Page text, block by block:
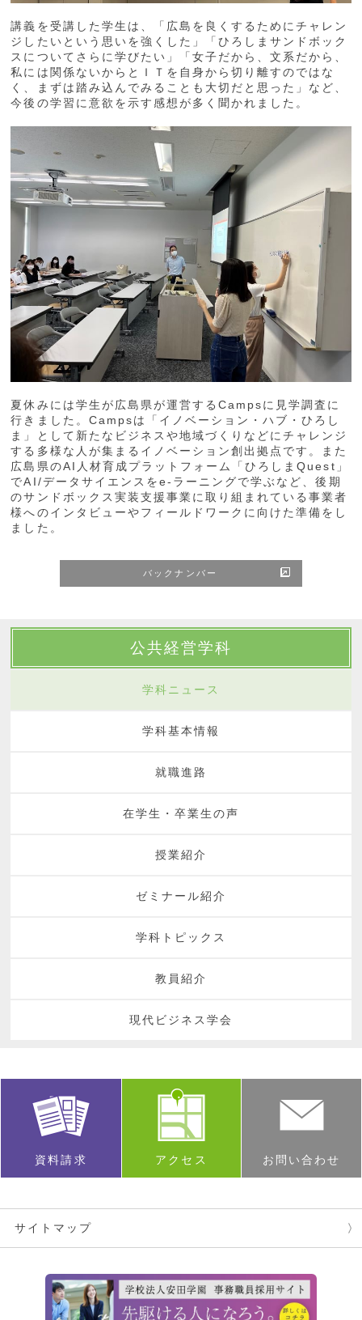
講義を受講した学生は、「広島を良くするためにチャレン
ジしたいという思いを強くした」「ひろしまサンドボック
スについてさらに学びたい」「女子だから、文系だから、
私には関係ないからとＩＴを自身から切り離すのではな
く、まずは踏み込んでみることも大切だと思った」など、
今後の学習に意欲を示す感想が多く聞かれました。
夏休みには学生が広島県が運営するCampsに見学調査に
行きました。Campsは「イノベーション・ハブ・ひろし
ま」として新たなビジネスや地域づくりなどにチャレンジ
する多様な人が集まるイノベーション創出拠点です。また
広島県のAI人材育成プラットフォーム「ひろしまQuest」
でAI/データサイエンスをe-ラーニングで学ぶなど、後期
のサンドボックス実装支援事業に取り組まれている事業者
様へのインタビューやフィールドワークに向けた準備をし
ました。
バックナンバー
公共経営学科
学科ニュース
学科基本情報
就職進路
在学生・卒業生の声
授業紹介
ゼミナール紹介
学科トピックス
教員紹介
現代ビジネス学会
資料請求 アクセス お問い合わせ
サイトマップ